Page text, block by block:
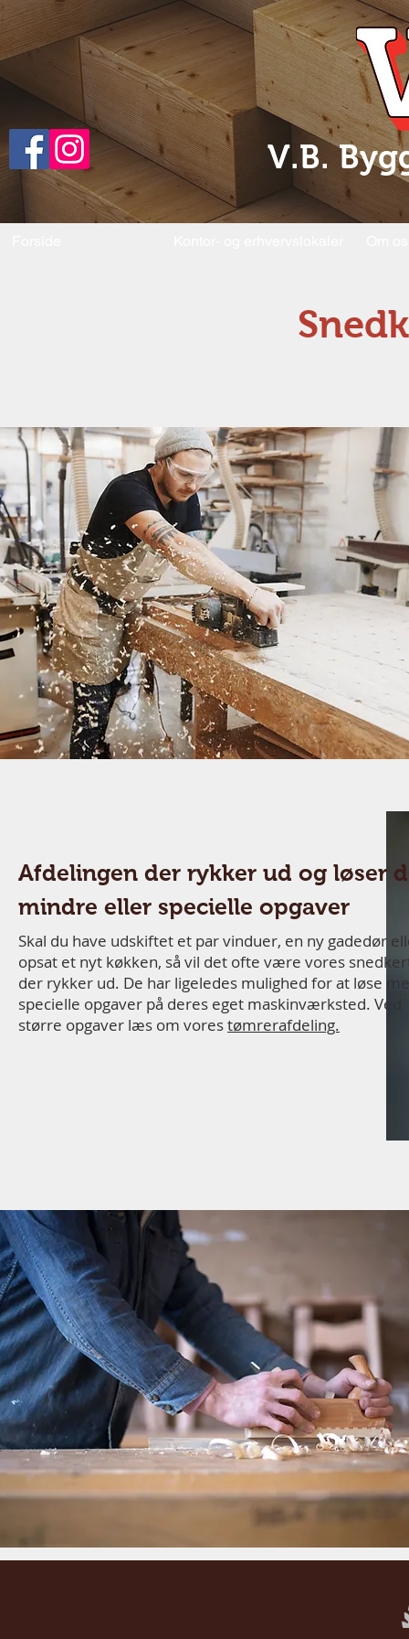
V.B.
Afdelingen der rykker ud og løser
mindre eller specielle opgaver
Skal du have udskiftet et par vinduer, en ny gadedør
opsat et nyt køkken, så vil det ofte være vores
der rykker ud. De har ligeledes mulighed for at løse
specielle opgaver på deres eget maskinværksted. Ved
større opgaver læs om vorestømrerafdeling.